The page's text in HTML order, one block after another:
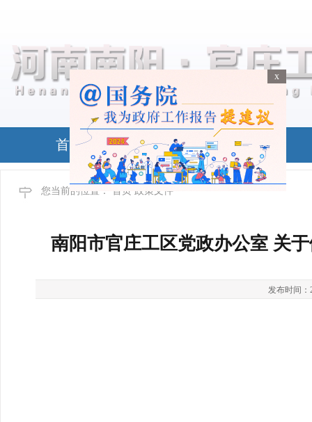
首页 政务公开
您当前的位置： 首页 政策文件
南阳市官庄工区党政办公室 关
发布时间：
x
x